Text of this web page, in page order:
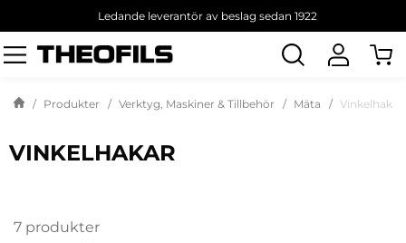
Ledande leverantör av beslag sedan 1922
Sök
produkt
Produkter Verktyg, Maskiner & Tillbehör Mäta Vinkelhakar
VINKELHAKAR
7 produkter